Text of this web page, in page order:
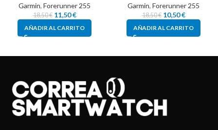
Garmin, Forerunner 255
18,50€ 11,50€
AÑADIR AL CARRITO
Garmin, Forerunner 255
18,50€ 10,50€
AÑADIR AL CARRITO